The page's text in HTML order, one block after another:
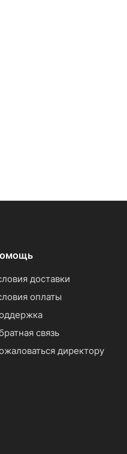
доставки
оплаты
связь
директору